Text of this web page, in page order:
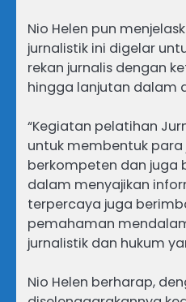
Nio Helen pun
jurnalistik ini digelar
rekan jurnalis dengan
hingga lanjutan dalam
“Kegiatan pelatihan
untuk membentuk para
berkompeten dan juga
dalam menyajikan
terpercaya juga
pemahaman
jurnalistik dan hukum
Nio Helen berharap,